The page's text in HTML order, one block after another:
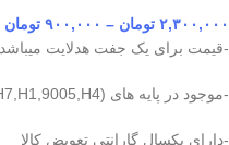
۲,۳۰۰,۰۰۰ تومان – ۹۰۰,۰۰۰ تومان
-قیمت برای یک جفت هدلایت میباشد.
-موجود در پایه های (H7,H1,9005,H4)
-دارای یکسال گارانتی تعویض کالا